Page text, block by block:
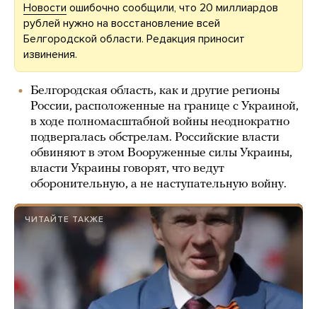
Новости ошибочно сообщили, что 20 миллиардов
рублей нужно на восстановление всей
Белгородской области. Редакция приносит
извинения.
Белгородская область, как и другие регионы
России, расположенные на границе с Украиной,
в ходе полномасштабной войны неоднократно
подвергалась обстрелам. Российские власти
обвиняют в этом Вооруженные силы Украины,
власти Украины говорят, что ведут
оборонительную, а не наступательную войну.
ЧИТАЙТЕ ТАКЖЕ